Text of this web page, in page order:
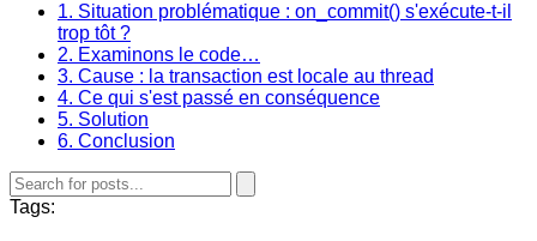
1. Situation problématique : on_commit() s'exécute-t-il
trop tôt ?
2. Examinons le code…
3. Cause : la transaction est locale au thread
4. Ce qui s'est passé en conséquence
5. Solution
6. Conclusion
Tags: